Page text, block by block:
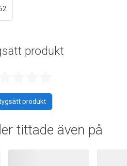
produkt
produkt
tittade även på